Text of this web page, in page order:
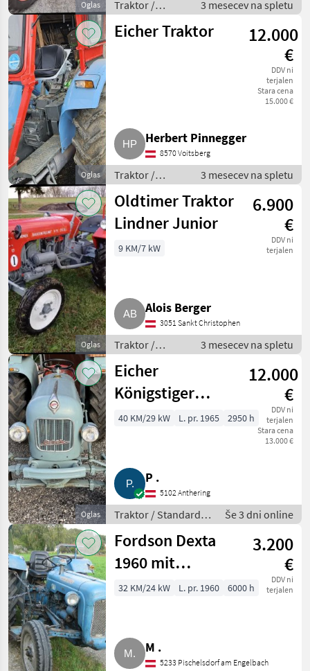
Oglas
Traktor /
Standardni
traktor
3 mesecev na spletu
Oglas
Eicher Traktor
12.000
€
DDV ni
terjalen
Stara cena
15.000 €
Herbert Pinnegger
8570 Voitsberg
Traktor /
Standardni
traktor
3 mesecev na spletu
Oglas
Oldtimer Traktor
Lindner Junior
6.900
€
DDV ni
terjalen
9 KM/7 kW
Alois Berger
3051 Sankt Christophen
Traktor /
Standardni
traktor
3 mesecev na spletu
Oglas
Eicher
Königstiger
EM300S Bj. 1965
12.000
€
DDV ni
terjalen
Stara cena
13.000 €
40 KM/29 kW L. pr. 1965 2950 h
P .
5102 Anthering
Traktor / Standardni
traktor
Še 3 dni online
Fordson Dexta
1960 mit
Gummiwagen
3.200
€
DDV ni
terjalen
32 KM/24 kW L. pr. 1960 6000 h
M .
5233 Pischelsdorf am Engelbach